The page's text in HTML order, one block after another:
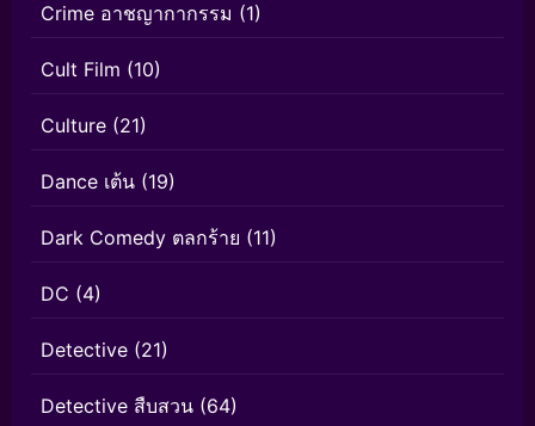
Crime อาชญากากรรม (1)
Cult Film (10)
Culture (21)
Dance เต้น (19)
Dark Comedy ตลกร้าย (11)
DC (4)
Detective (21)
Detective สืบสวน (64)